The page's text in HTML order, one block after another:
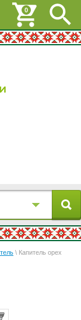
\ Капитель орех
0